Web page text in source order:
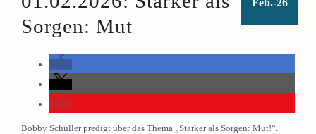
Sorgen: Mut
Bobby Schuller predigt über das Thema „Stärker als Sorgen: Mut!“.